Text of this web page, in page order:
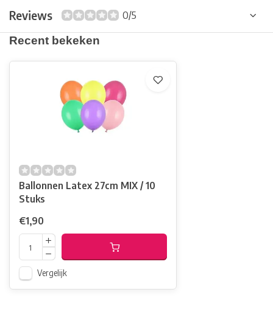
Reviews
0/5
Recent bekeken
Ballonnen Latex 27cm MIX / 10
Stuks
€1,90
Vergelijk